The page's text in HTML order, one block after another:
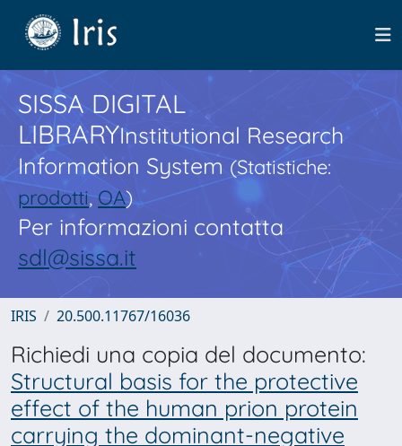
SISSA DIGITAL
LIBRARYInstitutional Research
Information System(Statistiche:
prodotti,OA)
Per informazioni contatta
sdl@sissa.it
IRIS 20.500.11767/16036
Richiedi una copia del documento:
Structural basis for the protective
effect of the human prion protein
carrying the dominant-negative